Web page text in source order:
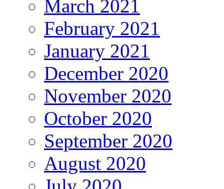
March 2021
February 2021
January 2021
December 2020
November 2020
October 2020
September 2020
August 2020